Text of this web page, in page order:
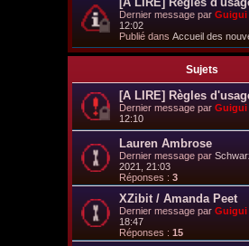
Dernier message par Guigui
12:02
Publié dans Accueil des
Sujets
[A LIRE] Règles
Dernier message par Guigui
12:10
Lauren Ambrose
Dernier message par
2021, 21:03
Réponses : 3
XZibit / Amanda Peet
Dernier message par Guigui
18:47
Réponses : 15